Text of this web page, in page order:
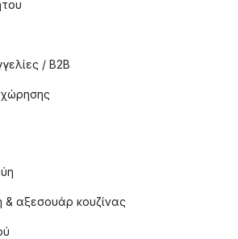
/ B2B
& αξεσουάρ κουζίνας